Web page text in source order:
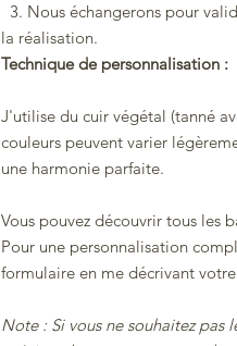
3. Nous échangerons pour
la réalisation.
Technique de personnalisation :
J'utilise du cuir végétal (tanné
couleurs peuvent varier
une harmonie parfaite.
Vous pouvez découvrir tous les
Pour une personnalisation
formulaire en me décrivant
Note : Si vous ne souhaitez pas